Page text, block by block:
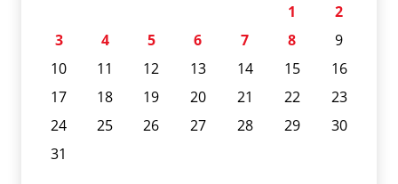
1
2
3
4 5 6 7 8
9
10
11 12 13 14 15
16
17
18 19 20 21 22
23
24
25 26 27 28 29
30
31